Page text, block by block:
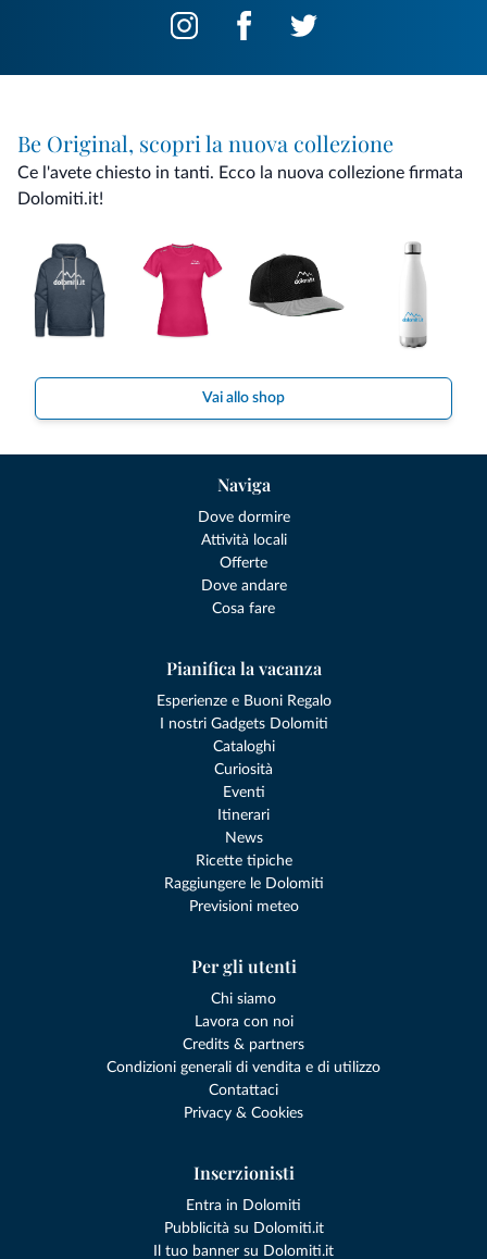
Be Original, scopri la nuova collezione
Ce l'avete chiesto in tanti. Ecco la nuova collezione firmata
Dolomiti.it!
Vai allo shop
Naviga
Dove dormire
Attività locali
Offerte
Dove andare
Cosa fare
Pianifica la vacanza
Esperienze e Buoni Regalo
I nostri Gadgets Dolomiti
Cataloghi
Curiosità
Eventi
Itinerari
News
Ricette tipiche
Raggiungere le Dolomiti
Previsioni meteo
Per gli utenti
Chi siamo
Lavora con noi
Credits & partners
Condizioni generali di vendita e di utilizzo
Contattaci
Privacy & Cookies
Inserzionisti
Entra in Dolomiti
Pubblicità su Dolomiti.it
Il tuo banner su Dolomiti.it